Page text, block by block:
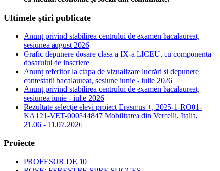
Ultimele știri publicate
Anunț privind stabilirea centrului de examen bacalaureat,
sesiunea august 2026
Grafic depunere dosare clasa a IX-a LICEU, cu componența
dosarului de inscriere
Anunț referitor la etapa de vizualizare lucrări și depunere
contestații bacalaureat, sesiune iunie - iulie 2026
Anunț privind stabilirea centrului de examen bacalaureat,
sesiunea iunie - iulie 2026
Rezultate selecție elevi proiect Erasmus +, 2025-1-RO01-
KA121-VET-000344847 Mobilitatea din Vercelli, Italia,
21.06 - 11.07.2026
Proiecte
PROFESOR DE 10